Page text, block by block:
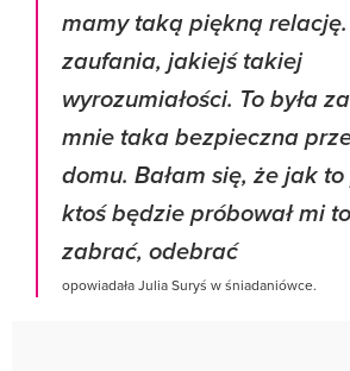
mamy taką piękną
zaufania, jakiejś takiej
wyrozumiałości. To była
mnie taka bezpieczna
domu. Bałam się, że jak
ktoś będzie próbował mi
zabrać, odebrać
opowiadała Julia Suryś w śniadaniówce.